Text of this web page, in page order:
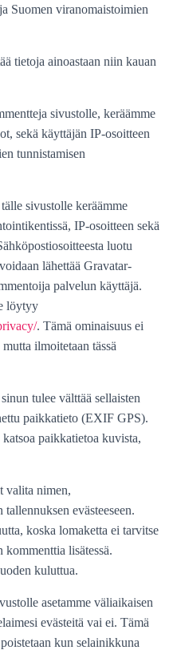
Suomen viranomaistoimien
tietoja ainoastaan niin kauan
sivustolle, keräämme
sekä käyttäjän IP-osoitteen
tunnistamisen
sivustolle keräämme
IP-osoitteen sekä
luotu
lähettää Gravatar-
palvelun käyttäjä.
löytyy
. Tämä ominaisuus ei
ilmoitetaan tässä
tulee välttää sellaisten
paikkatieto (EXIF GPS).
paikkatietoa kuvista,
valita nimen,
evästeeseen.
koska lomaketta ei tarvitse
lisätessä.
kuluttua.
asetamme väliaikaisen
evästeitä vai ei. Tämä
kun selainikkuna